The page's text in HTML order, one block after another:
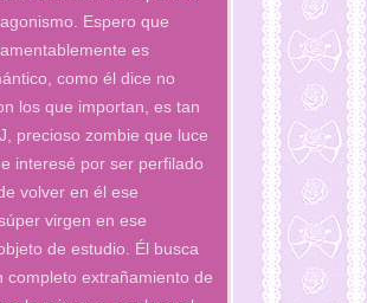
Espero que
es
como él dice no
los que importan, es tan
precioso zombie que luce
interesé por ser perfilado
volver en él ese
virgen en ese
de estudio. Él busca
extrañamiento de